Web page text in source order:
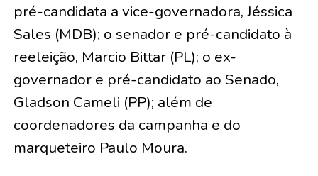
pré-candidata a vice-governadora, Jéssica
Sales (MDB); o senador e pré-candidato à
reeleição, Marcio Bittar (PL); o ex-
governador e pré-candidato ao Senado,
Gladson Cameli (PP); além de
coordenadores da campanha e do
marqueteiro Paulo Moura.